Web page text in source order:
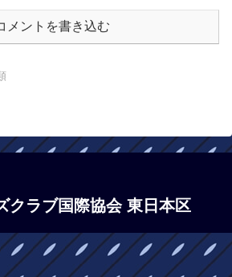
メントを書き込む
クラブ国際協会 東日本区